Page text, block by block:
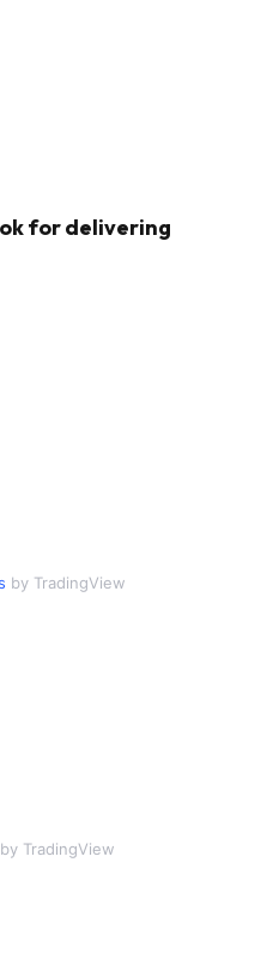
for delivering
by TradingView
by TradingView